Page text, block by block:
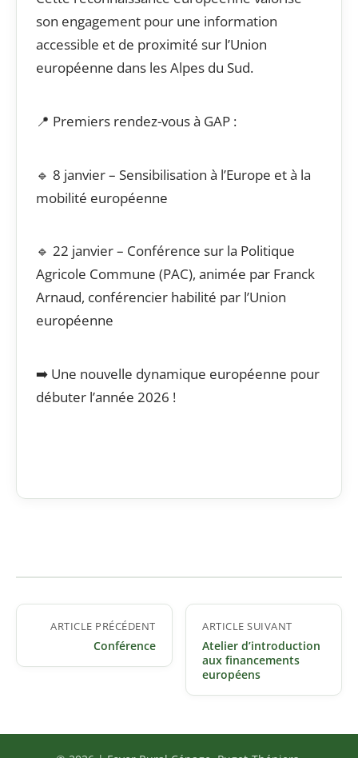
son engagement pour une information
accessible et de proximité sur l’Union
européenne dans les Alpes du Sud.
📍 Premiers rendez-vous à GAP :
🔹 8 janvier – Sensibilisation à l’Europe et à la
mobilité européenne
🔹 22 janvier – Conférence sur la Politique
Agricole Commune (PAC), animée par Franck
Arnaud, conférencier habilité par l’Union
européenne
➡️ Une nouvelle dynamique européenne pour
débuter l’année 2026 !
Navigation
l’article
ARTICLE PRÉCÉDENT
Conférence
ARTICLE SUIVANT
Atelier d’introduction
aux financements
européens